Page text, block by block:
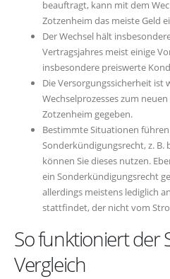
beauftragt, kann mit dem
Zotzenheim das meiste Geld
Der Wechsel hält
Vertragsjahres meist einige
insbesondere preiswerte
Die Versorgungssicherheit ist
Wechselprozesses zum
Zotzenheim gegeben.
Bestimmte Situationen
Sonderkündigungsrecht, z. B.
können Sie dieses nutzen.
ein Sonderkündigungsrecht
allerdings meistens lediglich
stattfindet, der nicht vom
So funktioniert der
Vergleich